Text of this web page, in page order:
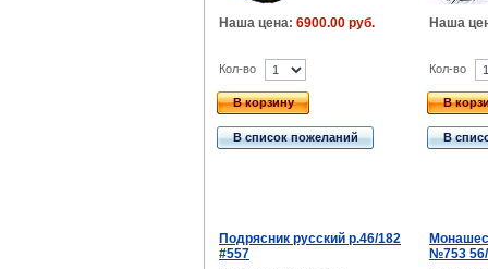
Наша цена: 6900.00 руб. Наша
Кол-во
В корзину
В список пожеланий
Кол-во
В
В
Подрясник русский р.46/182
#557
№753